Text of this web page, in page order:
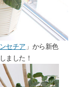
セチア 」から新色
ました！